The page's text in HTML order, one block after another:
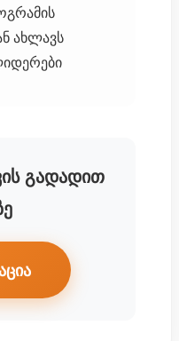
ახლავს
გადადით